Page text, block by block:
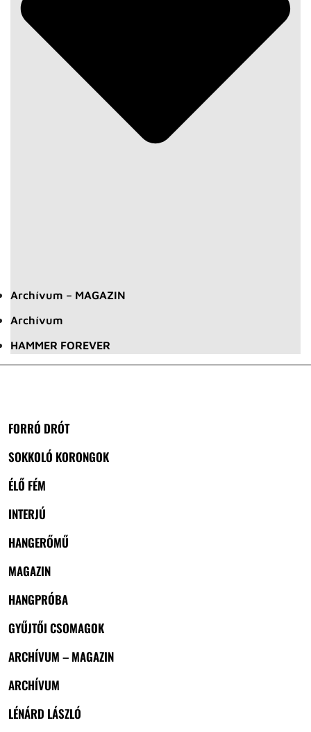
Archívum – MAGAZIN
Archívum
HAMMER FOREVER
FORRÓ DRÓT
SOKKOLÓ KORONGOK
ÉLŐ FÉM
INTERJÚ
HANGERŐMŰ
MAGAZIN
HANGPRÓBA
GYŰJTŐI CSOMAGOK
ARCHÍVUM – MAGAZIN
ARCHÍVUM
LÉNÁRD LÁSZLÓ